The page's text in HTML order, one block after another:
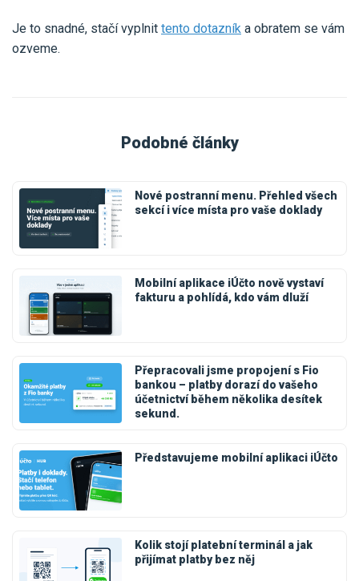
Je to snadné, stačí vyplnit tento dotazník a obratem se vám
ozveme.
Podobné články
Nové postranní menu. Přehled všech
sekcí i více místa pro vaše doklady
Mobilní aplikace iÚčto nově vystaví
fakturu a pohlídá, kdo vám dluží
Přepracovali jsme propojení s Fio
bankou – platby dorazí do vašeho
účetnictví během několika desítek
sekund.
Představujeme mobilní aplikaci iÚčto
Kolik stojí platební terminál a jak
přijímat platby bez něj